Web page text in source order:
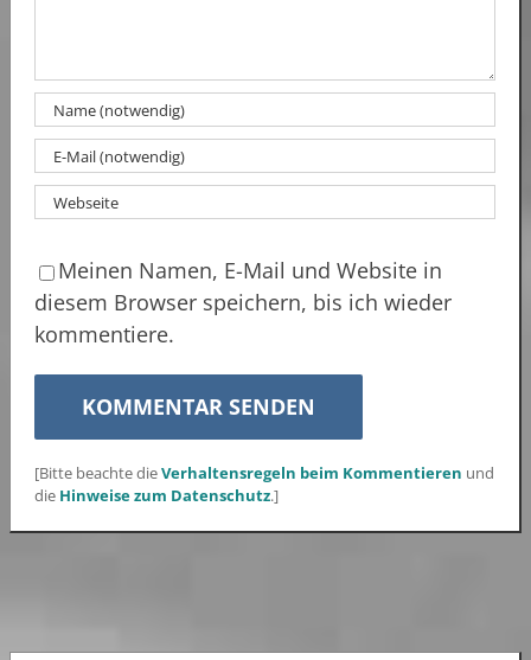
Meinen Namen, E-Mail und Website in
diesem Browser speichern, bis ich wieder
kommentiere.
[Bitte beachte dieVerhaltensregeln beim Kommentieren und
die Hinweise zum Datenschutz.]